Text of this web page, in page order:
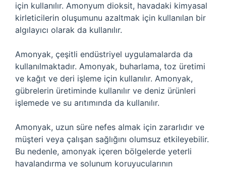
için kullanılır. Amonyum dioksit, havadaki kimyasal
kirleticilerin oluşumunu azaltmak için kullanılan bir
algılayıcı olarak da kullanılır.
Amonyak, çeşitli endüstriyel uygulamalarda da
kullanılmaktadır. Amonyak, buharlama, toz üretimi
ve kağıt ve deri işleme için kullanılır. Amonyak,
gübrelerin üretiminde kullanılır ve deniz ürünleri
işlemede ve su arıtımında da kullanılır.
Amonyak, uzun süre nefes almak için zararlıdır ve
müşteri veya çalışan sağlığını olumsuz etkileyebilir.
Bu nedenle, amonyak içeren bölgelerde yeterli
havalandırma ve solunum koruyucularının